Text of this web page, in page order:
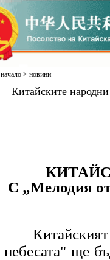
начало> новини
Китайските
С „Мелодия
небесата" ще